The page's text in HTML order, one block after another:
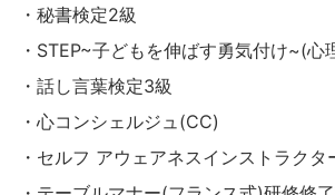
・秘書検定2級
・STEP~子どもを伸ばす勇気付け~(心
・話し言葉検定3級
・心コンシェルジュ(CC)
・セルフ アウェアネスインストラク